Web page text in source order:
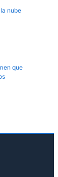
nube
que